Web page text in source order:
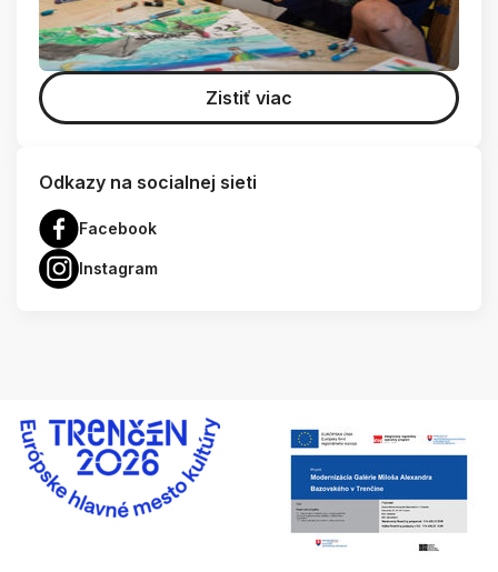
Zistiť viac
Odkazy na socialnej sieti
Facebook
Instagram